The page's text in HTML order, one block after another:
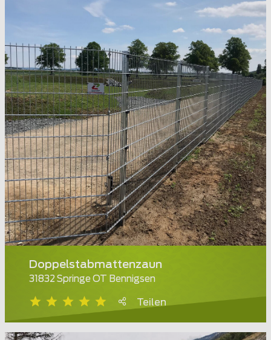
Doppelstabmattenzaun
31832 Springe OT Bennigsen
Teilen